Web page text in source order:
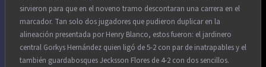
sirvieron para que en el noveno tramo descontaran una carrera en el
marcador. Tan solo dos jugadores que pudieron duplicar en la
alineación presentada por Henry Blanco, estos fueron: el jardinero
central Gorkys Hernández quien ligó de 5-2 con par de inatrapables y el
también guardabosques Jecksson Flores de 4-2 con dos sencillos.